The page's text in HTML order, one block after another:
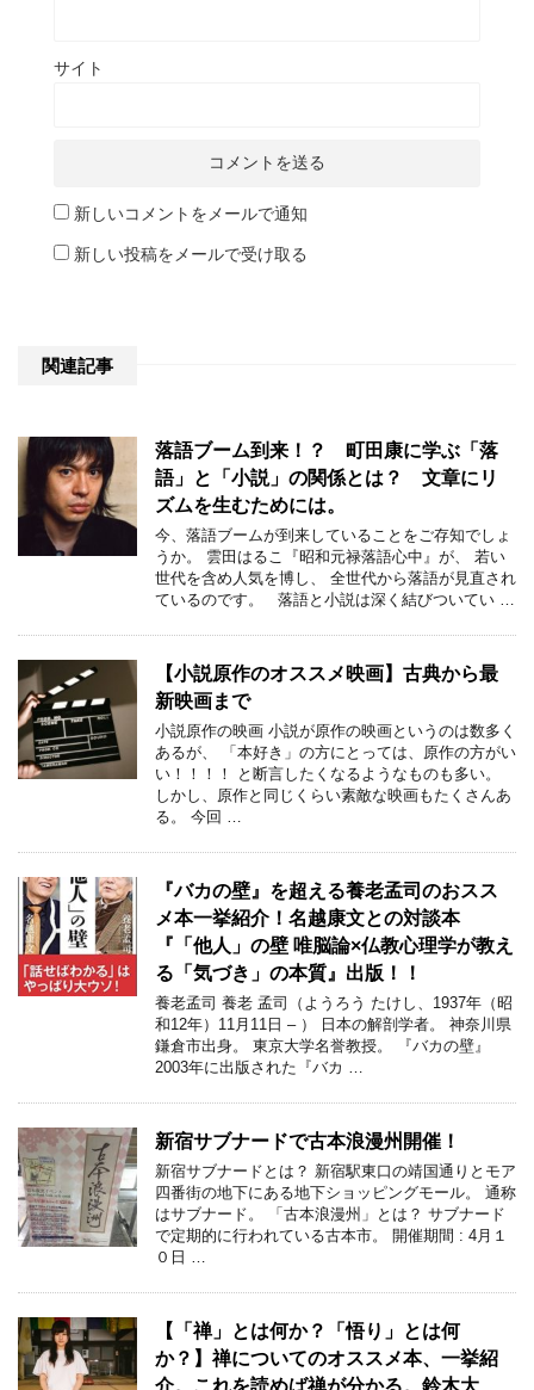
サイト
新しいコメントをメールで通知
新しい投稿をメールで受け取る
関連記事
落語ブーム到来！？ 町田康に学ぶ「落
語」と「小説」の関係とは？ 文章にリ
ズムを生むためには。
今、落語ブームが到来していることをご存知でしょ
うか。 雲田はるこ『昭和元禄落語心中』が、 若い
世代を含め人気を博し、 全世代から落語が見直され
ているのです。 落語と小説は深く結びついてい …
【小説原作のオススメ映画】古典から最
新映画まで
小説原作の映画 小説が原作の映画というのは数多く
あるが、 「本好き」の方にとっては、原作の方がい
い！！！！ と断言したくなるようなものも多い。
しかし、原作と同じくらい素敵な映画もたくさんあ
る。 今回 …
『バカの壁』を超える養老孟司のおスス
メ本一挙紹介！名越康文との対談本
『「他人」の壁 唯脳論×仏教心理学が教え
る「気づき」の本質』出版！！
養老孟司 養老 孟司（ようろう たけし、1937年（昭
和12年）11月11日 – ） 日本の解剖学者。 神奈川県
鎌倉市出身。 東京大学名誉教授。 『バカの壁』
2003年に出版された『バカ …
新宿サブナードで古本浪漫州開催！
新宿サブナードとは？ 新宿駅東口の靖国通りとモア
四番街の地下にある地下ショッピングモール。 通称
はサブナード。 「古本浪漫州」とは？ サブナード
で定期的に行われている古本市。 開催期間 : 4月１
０日 …
【「禅」とは何か？「悟り」とは何
か？】禅についてのオススメ本、一挙紹